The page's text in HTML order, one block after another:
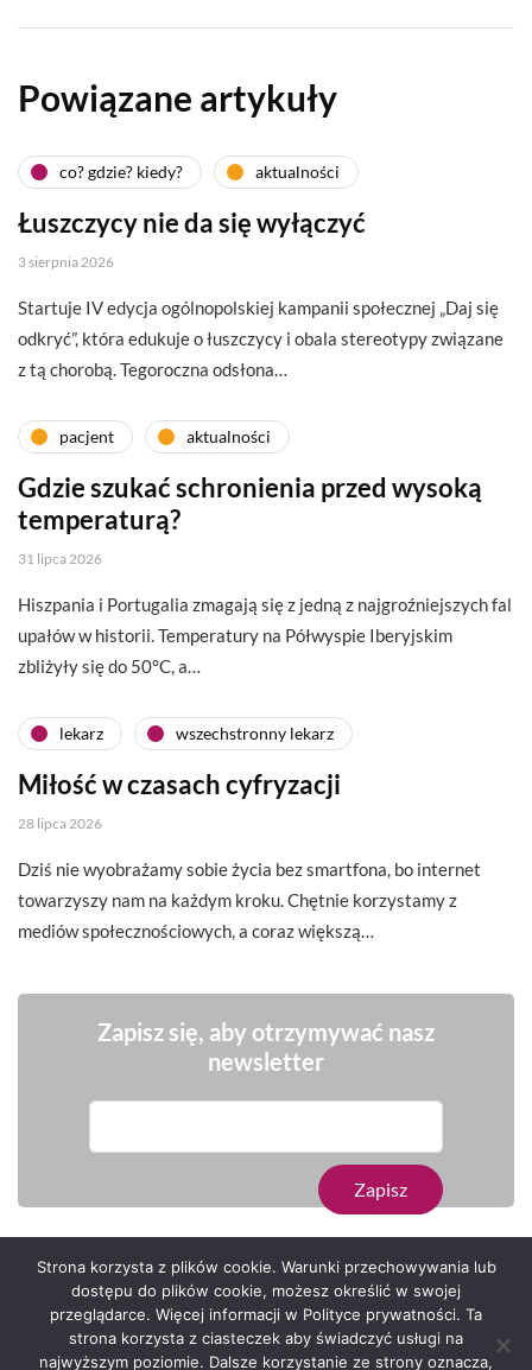
Powiązane artykuły
co? gdzie? kiedy? aktualności
Łuszczycy nie da się wyłączyć
3 sierpnia 2026
Startuje IV edycja ogólnopolskiej kampanii społecznej „Daj się
odkryć”, która edukuje o łuszczycy i obala stereotypy związane
z tą chorobą. Tegoroczna odsłona…
pacjent aktualności
Gdzie szukać schronienia przed wysoką
temperaturą?
31 lipca 2026
Hiszpania i Portugalia zmagają się z jedną z najgroźniejszych fal
upałów w historii. Temperatury na Półwyspie Iberyjskim
zbliżyły się do 50°C, a…
lekarz wszechstronny lekarz
Miłość w czasach cyfryzacji
28 lipca 2026
Dziś nie wyobrażamy sobie życia bez smartfona, bo internet
towarzyszy nam na każdym kroku. Chętnie korzystamy z
mediów społecznościowych, a coraz większą…
Zapisz się, aby otrzymywać nasz
newsletter
Serwis zaprojektował Grzegorz Sztank .
Strona korzysta z plików cookie. Warunki przechowywania lub
dostępu do plików cookie, możesz określić w swojej
przeglądarce. Więcej informacji w Polityce prywatności. Ta
strona korzysta z ciasteczek aby świadczyć usługi na
najwyższym poziomie. Dalsze korzystanie ze strony oznacza,